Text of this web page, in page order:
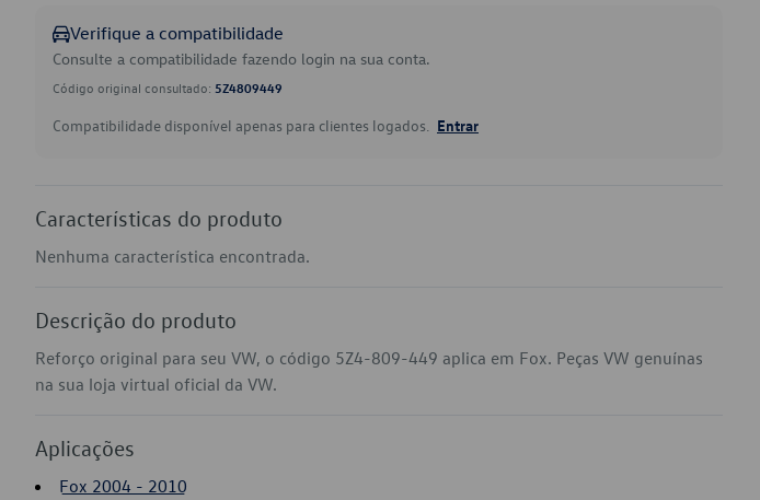
Verifique a compatibilidade
Consulte a compatibilidade fazendo login na sua conta.
Código original consultado: 5Z4809449
Compatibilidade disponível apenas para clientes logados. Entrar
Características do produto
Nenhuma característica encontrada.
Descrição do produto
Reforço original para seu VW, o código 5Z4-809-449 aplica em Fox. Peças VW genuínas
na sua loja virtual oficial da VW.
Aplicações
Fox 2004 - 2010